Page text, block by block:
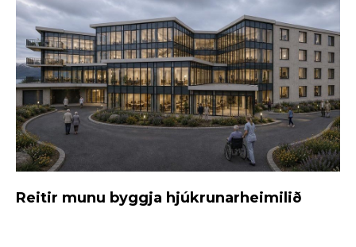
Reitir munu byggja hjúkrunarheimilið